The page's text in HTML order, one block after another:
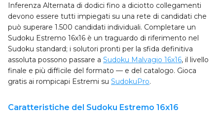
Inferenza Alternata di dodici fino a diciotto collegamenti
devono essere tutti impiegati su una rete di candidati che
può superare 1.500 candidati individuali. Completare un
Sudoku Estremo 16x16 è un traguardo di riferimento nel
Sudoku standard; i solutori pronti per la sfida definitiva
assoluta possono passare a Sudoku Malvagio 16x16, il livello
finale e più difficile del formato — e del catalogo. Gioca
gratis ai rompicapi Estremi su SudokuPro.
Caratteristiche del Sudoku Estremo 16x16